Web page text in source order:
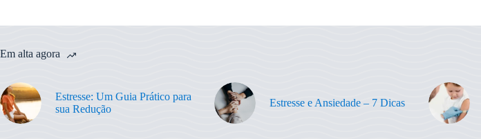
Em alta agora
Estresse: Um Guia Prático para
sua Redução
Estresse e Ansiedade – 7 Dicas